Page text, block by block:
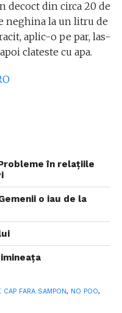
decoct din circa 20 de
neghina la un litru de
aplic-o pe par, las-
clateste cu apa.
în relațiile
o iau de la
FARA SAMPON, NO POO,